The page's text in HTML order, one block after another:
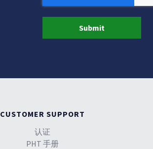
CUSTOMER SUPPORT
认证
PHT 手册